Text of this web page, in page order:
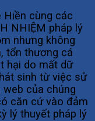
Hiền cùng các
NHIỆM pháp lý
nhưng không
tổn thương cá
hại do mất dữ
sinh từ việc sử
của chúng
căn cứ vào đảm
lý thuyết pháp lý